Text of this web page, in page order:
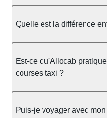
taxi berline accueille en
ou nombreux, précisez-le
au chauffeur" lors de la
pas impacté par le nombre
Quelle est la différence
prendre en charge
station ou sur réservation,
réservation et propose un
l'avance. Chez Allocab,
Est-ce qu'Allocab
courses taxi ?
réglementation
Puis-je voyager avec